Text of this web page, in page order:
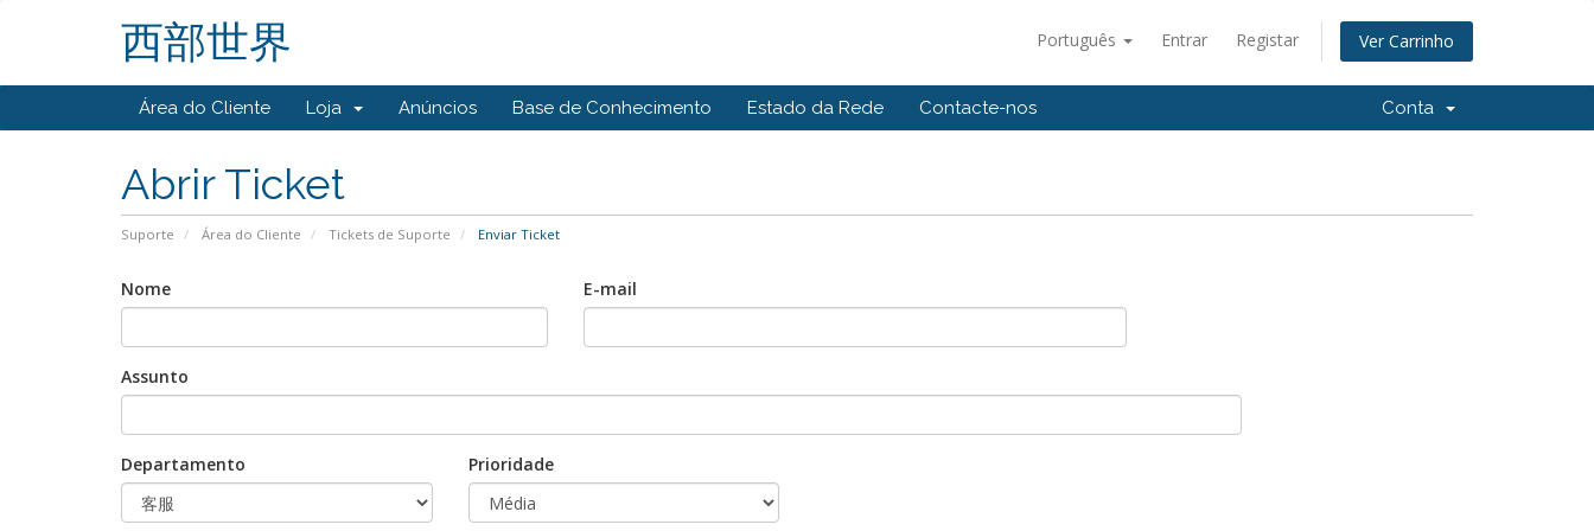
Português Entrar Registar Ver Carrinho
西部世界
Área do Cliente Loja Anúncios Base de Conhecimento Estado da Rede Contacte-nos Conta
Abrir Ticket
Suporte Área do Cliente Tickets de Suporte Enviar Ticket
Nome E-mail
Assunto
Departamento Prioridade